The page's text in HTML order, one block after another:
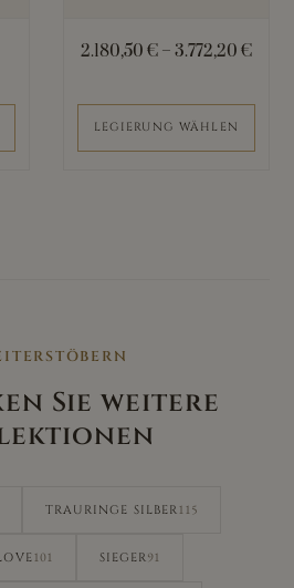
2.180,50 € – 3.772,20 €
LEGIERUNG WÄHLEN
können
Produktseite
gewählt
Sie weitere
TRAURINGE SILBER 115
101 SIEGER91